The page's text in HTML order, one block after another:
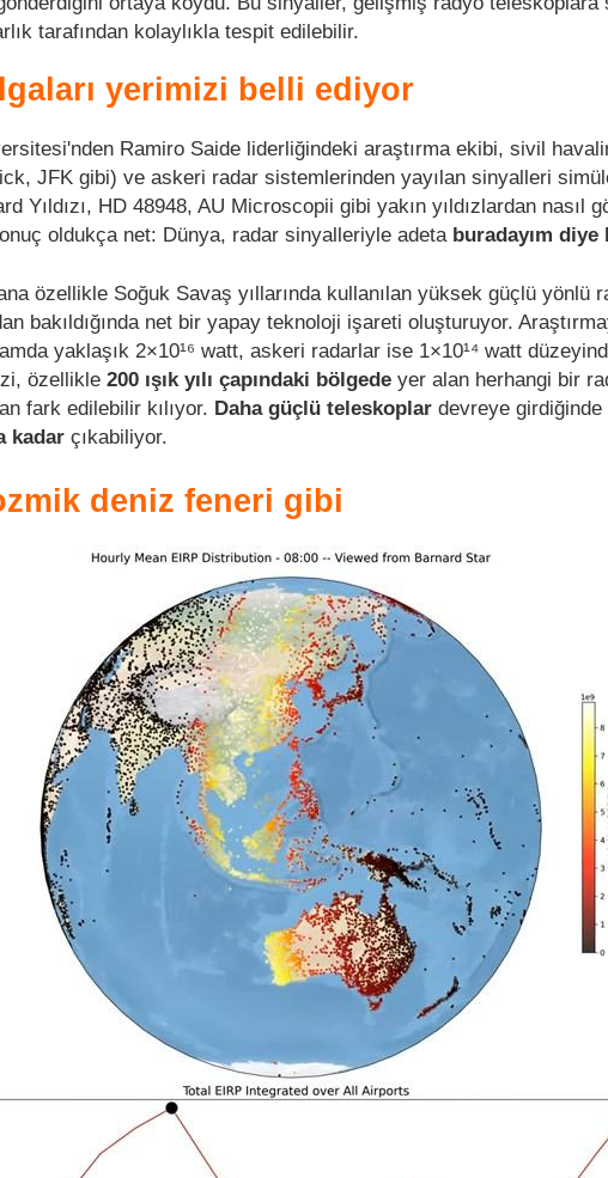
tarafından kolaylıkla tespit edilebilir.
yerimizi belli ediyor
Ramiro Saide liderliğindeki araştırma ekibi, sivil
JFK gibi) ve askeri radar sistemlerinden yayılan sinyalleri
Yıldızı, HD 48948, AU Microscopii gibi yakın yıldızlardan nasıl
oldukça net: Dünya, radar sinyalleriyle adeta buradayım diye
özellikle Soğuk Savaş yıllarında kullanılan yüksek güçlü yönlü
bakıldığında net bir yapay teknoloji işareti oluşturuyor.
yaklaşık 2×10¹⁶ watt, askeri radarlar ise 1×10¹⁴ watt
özellikle 200 ışık yılı çapındaki bölgede yer alan herhangi bir
fark edilebilir kılıyor. Daha güçlü teleskoplar devreye
kadar çıkabiliyor.
deniz feneri gibi